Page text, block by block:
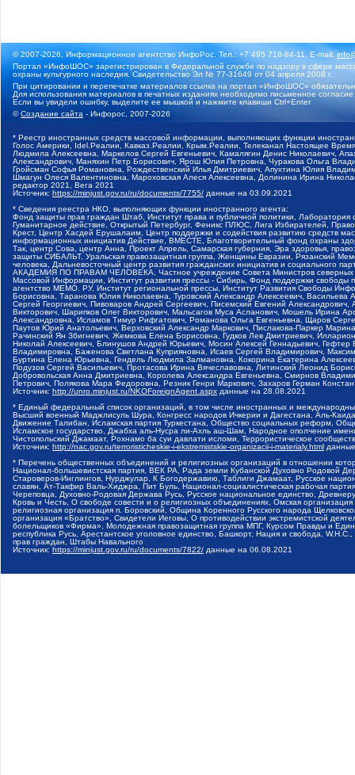
© 2007-2026, Информационное агентство ИнфоРос. Тел.: +7 495 718-84-11, E-mail:
Портал «ИнфоШОС» зарегистрирован в Федеральной службе по надзору в сфере
охраны культурного наследия. Свидетельство Эл № 77-31649 от 04 апреля 2008 г.
При цитировании и перепечатке материалов ссылка на портал «ИнфоШОС»
Для использования материалов в печатных изданиях необходимо письменное
Если вы увидели ошибку, выделите ее мышкой и нажмите клавиши Ctrl+Enter
©Создание сайта - Инфорос, 2007-2026
* Реестр иностранных средств массовой информации, выполняющих функции
Голос Америки, Idel.Реалии, Кавказ.Реалии, Крым.Реалии, Телеканал Настоящее
Людмила Алексеевна, Маркелов Сергей Евгеньевич, Камалягин Денис Николаевич,
Александрович, Маняхин Петр Борисович, Ярош Юлия Петровна, Чуракова Ольга
Гройсман Софья Романовна, Рождественский Илья Дмитриевич, Апухтина Юлия
Шмагун Олеся Валентиновна, Мароховская Алеся Алексеевна, Долинина Ирина
редактор 2021, Вега 2021
Источник: https://minjust.gov.ru/ru/documents/7755/ данные на 03.09.2021
* Сведения реестра НКО, выполняющих функции иностранного агента:
Фонд защиты прав граждан Штаб, Институт права и публичной политики,
Гуманитарное действие, Открытый Петербург, Феникс ПЛЮС, Лига Избирателей,
Крест, Центр Хасдей Ерушалаим, Центр поддержки и содействия развитию средств
информационных инициатив Действие, ВМЕСТЕ, Благотворительный фонд охраны
Так, центр Сова, центр Анна, Проект Апрель, Самарская губерния, Эра здоровья,
защиты СИБАЛЬТ, Уральская правозащитная группа, Женщины Евразии, Рязанский
человека, Дальневосточный центр развития гражданских инициатив и социального
АКАДЕМИЯ ПО ПРАВАМ ЧЕЛОВЕКА, Частное учреждение Совета Министров северных
Массовой Информации, Институт развития прессы - Сибирь, Фонд поддержки
агентство МЕМО. РУ, Институт региональной прессы, Институт Развития Свободы
Борисовна, Таранова Юлия Николаевна, Туровский Александр Алексеевич,
Сергей Георгиевич, Пивоваров Андрей Сергеевич, Писемский Евгений
Викторович, Шарипков Олег Викторович, Мальсагов Муса Асланович, Мошель Ирина
Александровна, Исламов Тимур Рифгатович, Романова Ольга Евгеньевна, Щаров
Паутов Юрий Анатольевич, Верховский Александр Маркович, Пислакова-Паркер
Рачинский Ян Збигневич, Жемкова Елена Борисовна, Гудков Лев Дмитриевич,
Николай Алексеевич, Блинушов Андрей Юрьевич, Мосин Алексей Геннадьевич,
Владимировна, Баженова Светлана Куприяновна, Исаев Сергей Владимирович,
Буртина Елена Юрьевна, Гендель Людмила Залмановна, Кокорина Екатерина
Подузов Сергей Васильевич, Протасова Ирина Вячеславовна, Литинский Леонид
Добровольская Анна Дмитриевна, Королева Александра Евгеньевна, Смирнов
Петрович, Полякова Мара Федоровна, Резник Генри Маркович, Захаров Герман
Источник: http://unro.minjust.ru/NKOForeignAgent.aspx данные на 28.08.2021
* Единый федеральный список организаций, в том числе иностранных и
Высший военный Маджлисуль Шура, Конгресс народов Ичкерии и Дагестана, Аль-
Движение Талибан, Исламская партия Туркестана, Общество социальных реформ,
Исламское государство, Джабха аль-Нусра ли-Ахль аш-Шам, Народное ополчение
Чистопольский Джамаат, Рохнамо ба суи давлати исломи, Террористическое
Источник: http://nac.gov.ru/terroristicheskie-i-ekstremistskie-organizacii-i-materialy.html
* Перечень общественных объединений и религиозных организаций в отношении
Национал-большевистская партия, ВЕК РА, Рада земли Кубанской Духовно Родовой
Староверов-Инглингов, Нурджулар, К Богодержавию, Таблиги Джамаат, Русское
славян, Ат-Такфир Валь-Хиджра, Пит Буль, Национал-социалистическая рабочая
Череповца, Духовно-Родовая Держава Русь, Русское национальное единство,
Кровь и Честь, О свободе совести и о религиозных объединениях, Омская
религиозная организация п. Боровский, Община Коренного Русского народа
организация «Братство», Свидетели Иеговы, О противодействии экстремистской
болельщиков «Фирма», Молодежная правозащитная группа МПГ, Курсом Правды и
республика Русь, Арестантское уголовное единство, Башкорт, Нация и свобода,
прав граждан, Штабы Навального
Источник: https://minjust.gov.ru/ru/documents/7822/ данные на 06.08.2021